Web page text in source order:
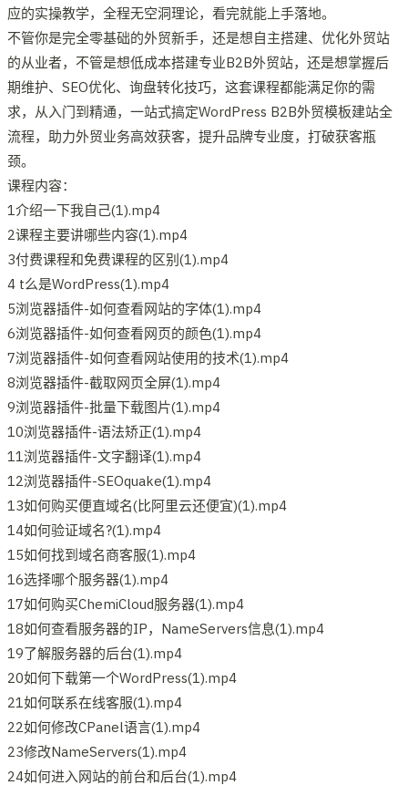
应的实操教学，全程无空洞理论，看完就能上手落地。
不管你是完全零基础的外贸新手，还是想自主搭建、优化外贸站
的从业者，不管是想低成本搭建专业B2B外贸站，还是想掌握后
期维护、SEO优化、询盘转化技巧，这套课程都能满足你的需
求，从入门到精通，一站式搞定WordPress B2B外贸模板建站全
流程，助力外贸业务高效获客，提升品牌专业度，打破获客瓶
颈。
课程内容：
1介绍一下我自己(1).mp4
2课程主要讲哪些内容(1).mp4
3付费课程和免费课程的区别(1).mp4
4 t么是WordPress(1).mp4
5浏览器插件-如何查看网站的字体(1).mp4
6浏览器插件-如何查看网页的颜色(1).mp4
7浏览器插件-如何查看网站使用的技术(1).mp4
8浏览器插件-截取网页全屏(1).mp4
9浏览器插件-批量下载图片(1).mp4
10浏览器插件-语法矫正(1).mp4
11浏览器插件-文字翻译(1).mp4
12浏览器插件-SEOquake(1).mp4
13如何购买便直域名(比阿里云还便宜)(1).mp4
14如何验证域名?(1).mp4
15如何找到域名商客服(1).mp4
16选择哪个服务器(1).mp4
17如何购买ChemiCloud服务器(1).mp4
18如何查看服务器的IP，NameServers信息(1).mp4
19了解服务器的后台(1).mp4
20如何下载第一个WordPress(1).mp4
21如何联系在线客服(1).mp4
22如何修改CPanel语言(1).mp4
23修改NameServers(1).mp4
24如何进入网站的前台和后台(1).mp4